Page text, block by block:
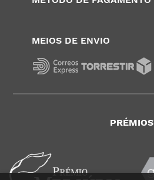
MEIOS DE ENVIO
PRÉMIOS